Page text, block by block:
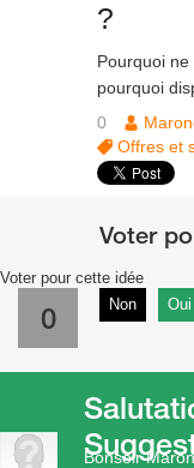
?
Pourquoi
pourquoi
0
Offres et
Voter pour cette idée
0 Non Oui
Bonsoir